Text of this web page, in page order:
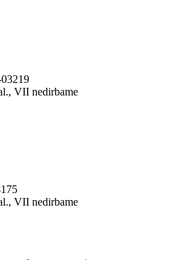
VII nedirbame
VII nedirbame